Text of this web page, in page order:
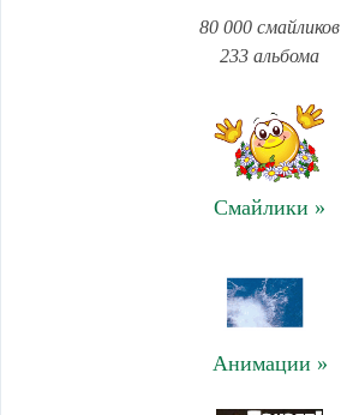
80 000 смайликов
233 альбома
Смайлики »
Анимации »